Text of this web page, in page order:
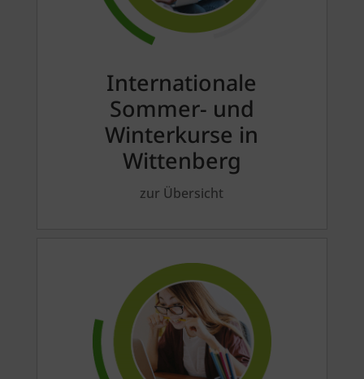
Internationale
Sommer- und
Winterkurse in
Wittenberg
zur Übersicht